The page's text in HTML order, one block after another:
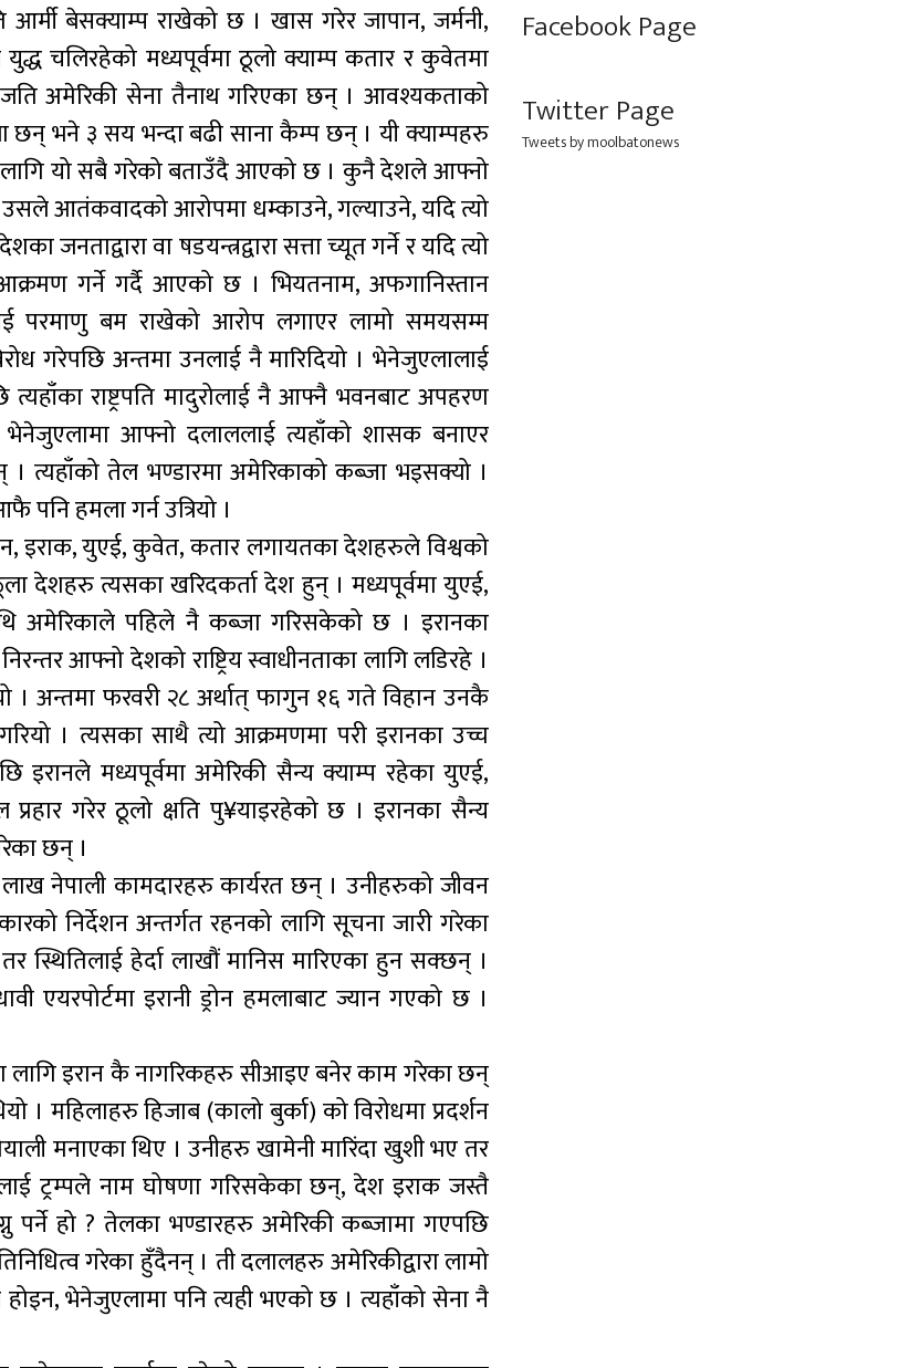
बेसक्याम्प राखेको छ । खास गरेर जापान, जर्मनी,
चलिरहेको मध्यपूर्वमा ठूलो क्याम्प कतार र कुवेतमा
अमेरिकी सेना तैनाथ गरिएका छन् । आवश्यकताको
छन् भने ३ सय भन्दा बढी साना कैम्प छन् । यी क्याम्पहरु
लागि यो सबै गरेको बताउँदै आएको छ । कुनै देशले आफ्नो
आतंकवादको आरोपमा धम्काउने, गल्याउने, यदि त्यो
जनताद्वारा वा षडयन्त्रद्वारा सत्ता च्यूत गर्ने र यदि त्यो
गर्ने गर्दै आएको छ । भियतनाम, अफगानिस्तान
परमाणु बम राखेको आरोप लगाएर लामो समयसम्म
गरेपछि अन्तमा उनलाई नै मारिदियो । भेनेजुएलालाई
राष्ट्रपति मादुरोलाई नै आफ्नै भवनबाट अपहरण
भेनेजुएलामा आफ्नो दलाललाई त्यहाँको शासक बनाएर
त्यहाँको तेल भण्डारमा अमेरिकाको कब्जा भइसक्यो ।
हमला गर्न उत्रियो ।
इराक, युएई, कुवेत, कतार लगायतका देशहरुले विश्वको
देशहरु त्यसका खरिदकर्ता देश हुन् । मध्यपूर्वमा युएई,
अमेरिकाले पहिले नै कब्जा गरिसकेको छ । इरानका
आफ्नो देशको राष्ट्रिय स्वाधीनताका लागि लडिरहे ।
। अन्तमा फरवरी २८ अर्थात् फागुन १६ गते विहान उनकै
। त्यसका साथै त्यो आक्रमणमा परी इरानका उच्च
मध्यपूर्वमा अमेरिकी सैन्य क्याम्प रहेका युएई,
गरेर ठूलो क्षति पु¥याइरहेको छ । इरानका सैन्य
छन् ।
नेपाली कामदारहरु कार्यरत छन् । उनीहरुको जीवन
निर्देशन अन्तर्गत रहनको लागि सूचना जारी गरेका
हेर्दा लाखौं मानिस मारिएका हुन सक्छन् ।
इरानी ड्रोन हमलाबाट ज्यान गएको छ ।
लागि इरान कै नागरिकहरु सीआइए बनेर काम गरेका छन्
। महिलाहरु हिजाब (कालो बुर्का) को विरोधमा प्रदर्शन
मनाएका थिए । उनीहरु खामेनी मारिंदा खुशी भए तर
ट्रम्पले नाम घोषणा गरिसकेका छन्, देश इराक जस्तै
पर्ने हो ? तेलका भण्डारहरु अमेरिकी कब्जामा गएपछि
गरेका हुँदैनन् । ती दलालहरु अमेरिकीद्वारा लामो
भेनेजुएलामा पनि त्यही भएको छ । त्यहाँको सेना नै
Facebook Page
Twitter Page
Tweets by moolbatonews